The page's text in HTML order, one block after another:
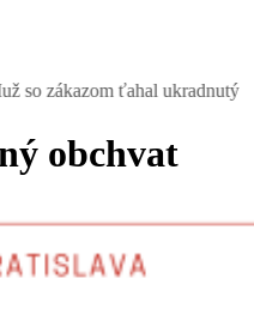
ťahal ukradnutý Seat,
obchvat